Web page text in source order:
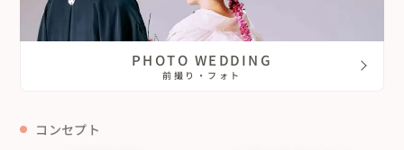
PHOTO WEDDING
前撮り・フォト
コンセプト